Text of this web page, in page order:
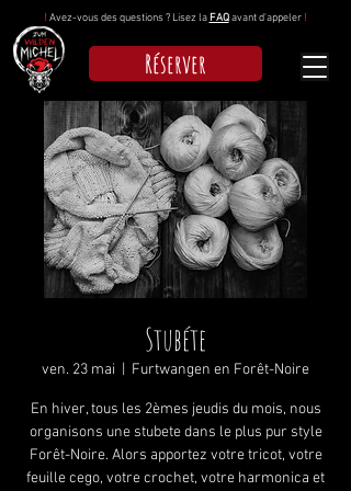
! Avez-vous des questions ? Lisez la FAQavant d'appeler !
Réserver
Stubéte
ven. 23 mai Furtwangen en Forêt-Noire
En hiver, tous les 2èmes jeudis du mois, nous
organisons une stubete dans le plus pur style
Forêt-Noire. Alors apportez votre tricot, votre
feuille cego, votre crochet, votre harmonica et